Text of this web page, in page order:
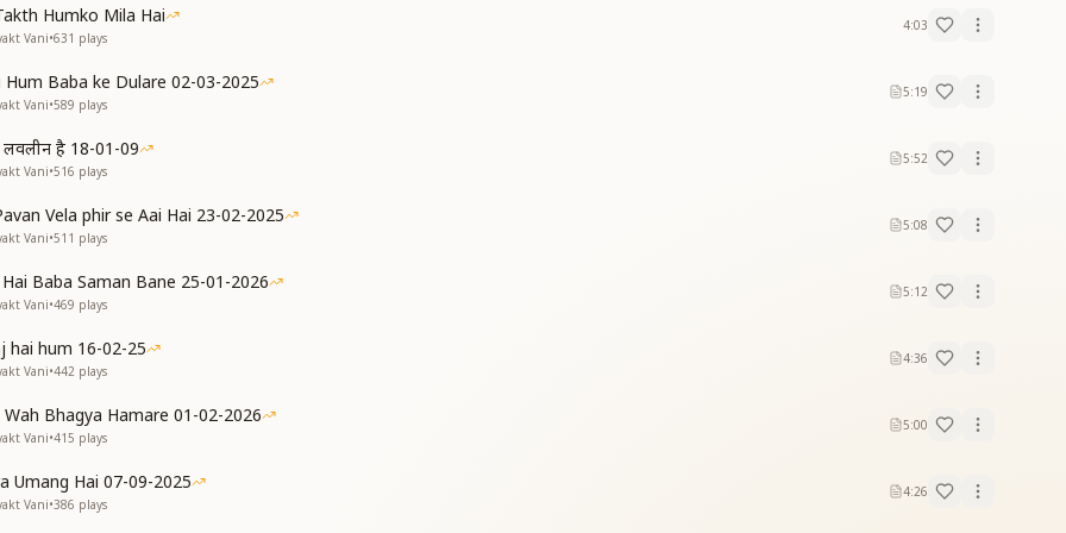
के संग
मुक्ति का
सदा
Humko Mila Hai
Vani•631 plays
4:03
Hum Baba ke Dulare 02-03-2025
Vani•589 plays
5:19
है 18-01-09
Vani•516 plays
5:52
Vela phir se Aai Hai 23-02-2025
Vani•511 plays
5:08
Baba Saman Bane 25-01-2026
Vani•469 plays
5:12
hai hum 16-02-25
Vani•442 plays
4:36
Bhagya Hamare 01-02-2026
Vani•415 plays
5:00
Umang Hai 07-09-2025
Vani•386 plays
4:26